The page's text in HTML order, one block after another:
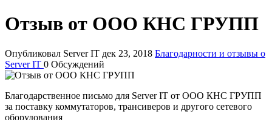
Отзыв от ООО КНС ГРУПП
Опубликовал Server IT дек 23, 2018 Благодарности и отзывы о
Server IT 0 Обсуждений
Благодарственное письмо для Server IT от ООО КНС ГРУПП
за поставку коммутаторов, трансиверов и другого сетевого
оборудования